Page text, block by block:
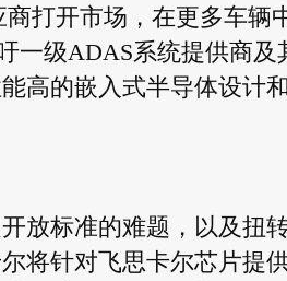
打开市场，在更多车辆
一级ADAS系统提供商
高的嵌入式半导体设计
放标准的难题，以及扭
将针对飞思卡尔芯片提